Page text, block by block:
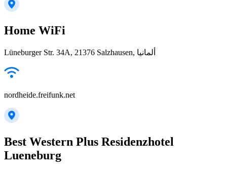
Home WiFi
Lüneburger Str. 34A, 21376 Salzhausen, ألمانيا
nordheide.freifunk.net
Best Western Plus Residenzhotel
Lueneburg